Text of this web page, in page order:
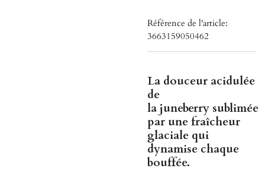
Référence de l'article:
3663159050462
La douceur acidulée
de
lajuneberry sublimée
par unefraîcheur
glaciale qui
dynamise chaque
bouffée.